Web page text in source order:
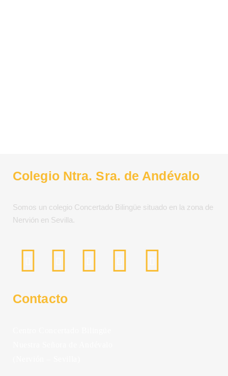
Colegio Ntra. Sra. de Andévalo
Somos un colegio Concertado Bilingüe situado en la zona de
Nervión en Sevilla.
Contacto